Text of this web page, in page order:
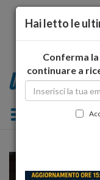
Toggle
Hai letto le
Conferma la
continuare a